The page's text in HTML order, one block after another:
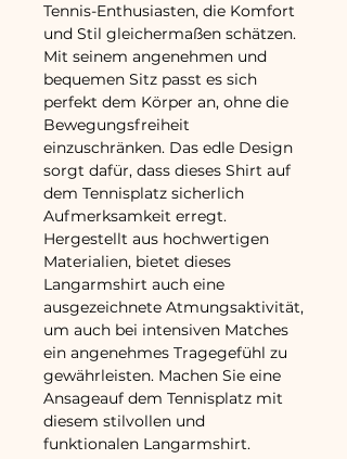
Tennis-Enthusiasten, die Komfort
und Stil gleichermaßen schätzen.
Mit seinem angenehmen und
bequemen Sitz passt es sich
perfekt dem Körper an, ohne die
Bewegungsfreiheit
einzuschränken. Das edle Design
sorgt dafür, dass dieses Shirt auf
dem Tennisplatz sicherlich
Aufmerksamkeit erregt.
Hergestellt aus hochwertigen
Materialien, bietet dieses
Langarmshirt auch eine
ausgezeichnete Atmungsaktivität,
um auch bei intensiven Matches
ein angenehmes Tragegefühl zu
gewährleisten. Machen Sie eine
Ansageauf dem Tennisplatz mit
diesem stilvollen und
funktionalen Langarmshirt.